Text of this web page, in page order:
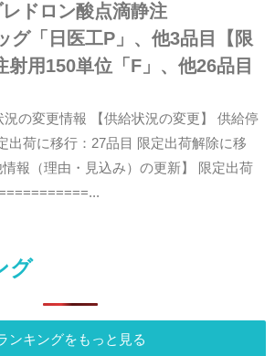
レドロン酸点滴静注
グ「日医工P」、他3品目【限
射用150単位「F」、他26品目
況の変更情報 【供給状況の変更】 供給停
出荷に移行：27品目 限定出荷解除に移
報（理由・見込み）の更新】 限定出荷
グ
ンキングをもっと見る